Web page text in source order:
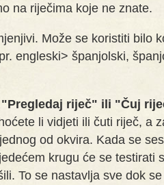
na riječima koje ne znate.
Može se koristiti bilo
engleski> španjolski,
"Pregledaj riječ" ili "Čuj
li vidjeti ili čuti riječ, a
od okvira. Kada se
krugu će se testirati
To se nastavlja sve dok